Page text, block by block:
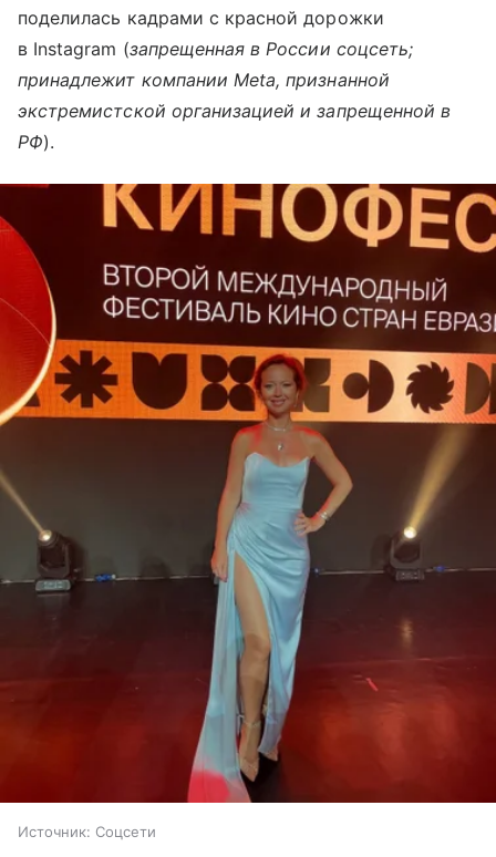
поделилась кадрами с красной дорожки
в Instagram (запрещенная в России соцсеть;
принадлежит компании Meta, признанной
экстремистской организацией и запрещенной в
РФ).
Источник: Соцсети